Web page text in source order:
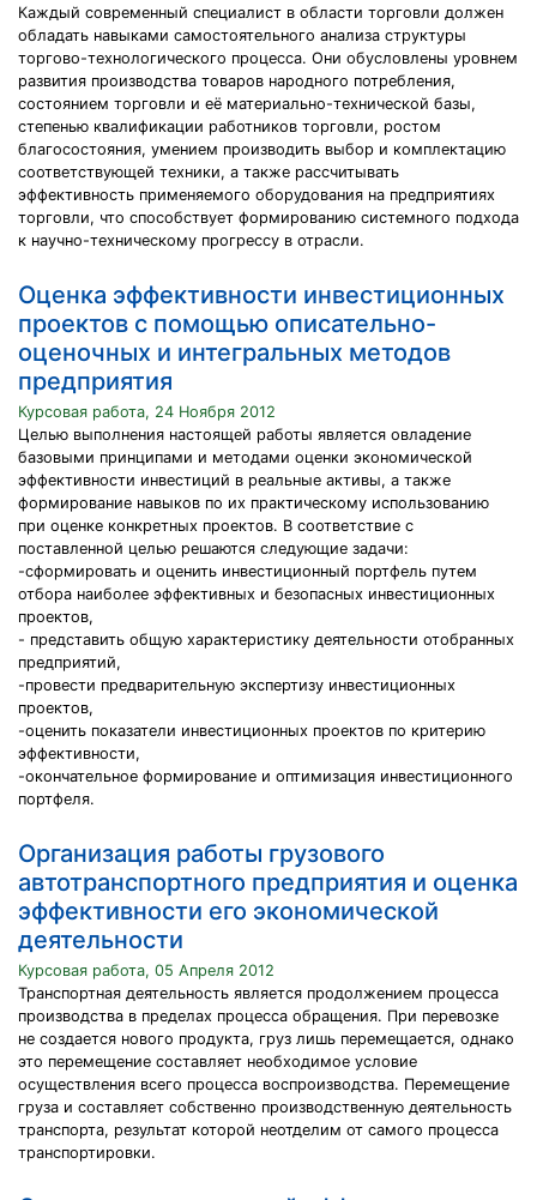
Каждый современный специалист в области торговли должен
обладать навыками самостоятельного анализа структуры
торгово-технологического процесса. Они обусловлены уровнем
развития производства товаров народного потребления,
состоянием торговли и её материально-технической базы,
степенью квалификации работников торговли, ростом
благосостояния, умением производить выбор и комплектацию
соответствующей техники, а также рассчитывать
эффективность применяемого оборудования на предприятиях
торговли, что способствует формированию системного подхода
к научно-техническому прогрессу в отрасли.
Оценка эффективности инвестиционных
проектов с помощью описательно-
оценочных и интегральных методов
предприятия
Курсовая работа, 24 Ноября 2012
Целью выполнения настоящей работы является овладение
базовыми принципами и методами оценки экономической
эффективности инвестиций в реальные активы, а также
формирование навыков по их практическому использованию
при оценке конкретных проектов. В соответствие с
поставленной целью решаются следующие задачи:
-сформировать и оценить инвестиционный портфель путем
отбора наиболее эффективных и безопасных инвестиционных
проектов,
- представить общую характеристику деятельности отобранных
предприятий,
-провести предварительную экспертизу инвестиционных
проектов,
-оценить показатели инвестиционных проектов по критерию
эффективности,
-окончательное формирование и оптимизация инвестиционного
портфеля.
Организация работы грузового
автотранспортного предприятия и оценка
эффективности его экономической
деятельности
Курсовая работа, 05 Апреля 2012
Транспортная деятельность является продолжением процесса
производства в пределах процесса обращения. При перевозке
не создается нового продукта, груз лишь перемещается, однако
это перемещение составляет необходимое условие
осуществления всего процесса воспроизводства. Перемещение
груза и составляет собственно производственную деятельность
транспорта, результат которой неотделим от самого процесса
транспортировки.